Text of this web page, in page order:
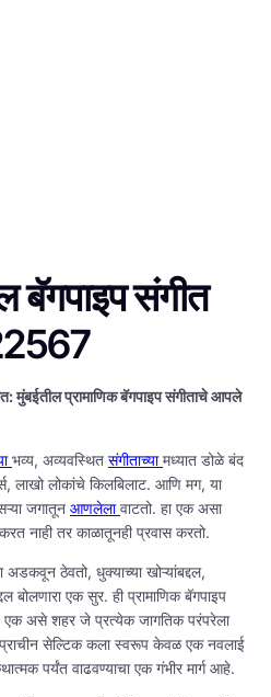
संगीत
मुंबईतील प्रामाणिक बॅगपाइप संगीताचे आपले
भव्य, अव्यवस्थित संगीताच्यामध्यात डोळे बंद
लाखो लोकांचे किलबिलाट. आणि मग, या
जगातून आणलेलावाटतो. हा एक असा
नाही तर काळातूनही प्रवास करतो.
ठेवतो, धुक्याच्या खोऱ्यांबद्दल,
बोलणारा एक सुर. ही प्रामाणिक बॅगपाइप
एक असे शहर जे प्रत्येक जागतिक परंपरेला
सेल्टिक कला स्वरूप केवळ एक नवलाई
पर्यंत वाढवण्याचा एक गंभीर मार्ग आहे.